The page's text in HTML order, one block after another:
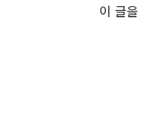
이 글